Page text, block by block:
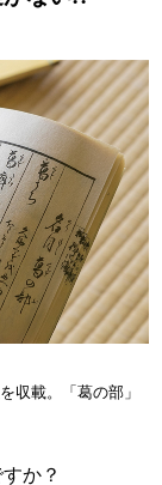
収載。「葛の部」
か？